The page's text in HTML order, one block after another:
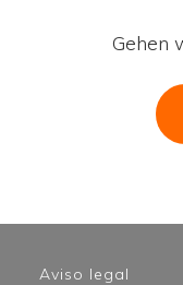
Gehen
Aviso legal